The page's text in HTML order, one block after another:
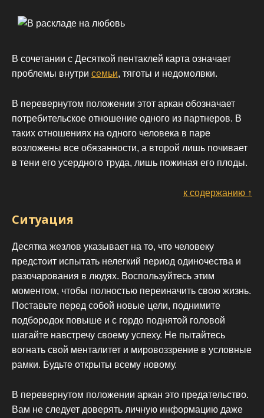
В сочетании с Десяткой пентаклей карта означает
проблемы внутри семьи, тяготы и недомолвки.
В перевернутом положении этот аркан обозначает
потребительское отношение одного из партнеров. В
таких отношениях на одного человека в паре
возложены все обязанности, а второй лишь почивает
в тени его усердного труда, лишь пожиная его плоды.
к содержанию ↑
Ситуация
Десятка жезлов указывает на то, что человеку
предстоит испытать нелегкий период одиночества и
разочарования в людях. Воспользуйтесь этим
моментом, чтобы полностью переиначить свою жизнь.
Поставьте перед собой новые цели, поднимите
подбородок повыше и с гордо поднятой головой
шагайте навстречу своему успеху. Не пытайтесь
вогнать свой менталитет и мировоззрение в условные
рамки. Будьте открыты всему новому.
В перевернутом положении аркан это предательство.
Вам не следует доверять личную информацию даже